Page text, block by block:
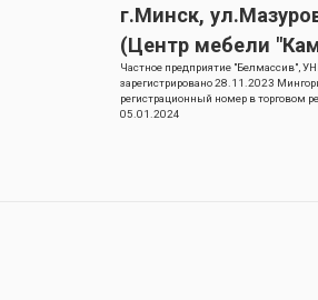
г.Минск,
(Центр мебели
Частное предприятие "Белмассив",
зарегистрировано 28.11.2023
регистрационный номер в торговом
05.01.2024